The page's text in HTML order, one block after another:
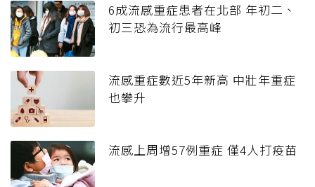
6成流感重症患者在北部 年初二、
初三恐為流行最高峰
流感重症數近5年新高 中壯年重症
也攀升
流感上周增57例重症 僅4人打疫苗